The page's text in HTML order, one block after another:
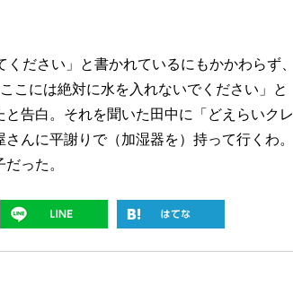
ださい」と書かれているにもかかわらず、
こには絶対に水を入れないでください」と
告白。それを聞いた田中に「どえらいクレ
んに平謝りで（加湿器を）持って行くわ。
った。